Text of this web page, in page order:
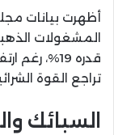
أظهرت بيانات
قدره 19%،
تراجع القوة
السبائك